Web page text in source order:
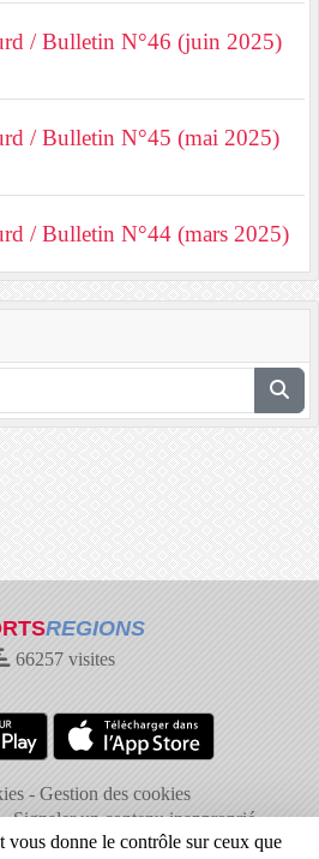
/ Bulletin N°46 (juin 2025)
/ Bulletin N°45 (mai 2025)
/ Bulletin N°44 (mars 2025)
REGIONS
66257 visites
Gestion des cookies
Signaler un contenu inapproprié
vous donne le contrôle sur ceux que